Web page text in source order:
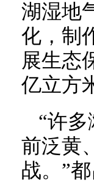
湖湿地
化，制
展生态
亿立方
“许
前泛黄
战。”